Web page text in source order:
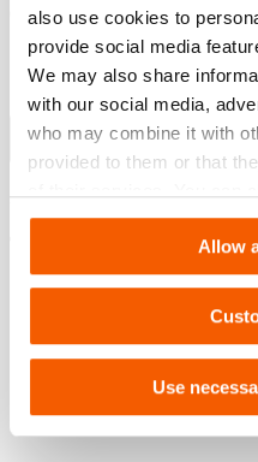
also use cookies to
provide social media
We may also share
with our social media,
who may combine it with
provided to them or that
Settings. See our
Allow
Use
d’huile est maintenue
Protection contre les
pressostatique anti-retour
Régulateur simple ou
Téléchargements
Safety Guide